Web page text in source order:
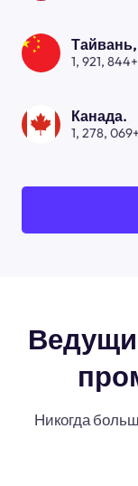
1, 921,
Канада.
1, 278,
Никогда